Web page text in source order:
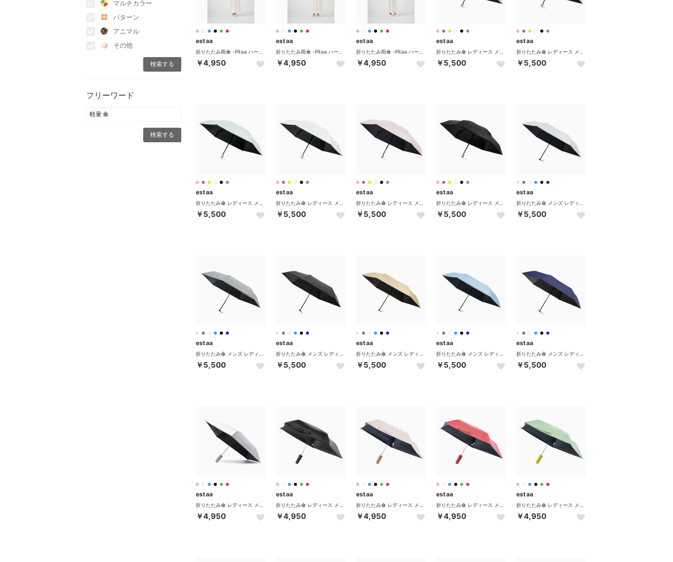
マルチカラー
パターン
アニマル
その他
フリーワード
estaa
￥4,950
estaa
￥4,950
estaa
￥4,950
estaa
￥5,500
estaa
￥5,500
estaa
￥5,500
estaa
￥5,500
estaa
￥5,500
estaa
￥5,500
estaa
￥5,500
estaa
￥5,500
estaa
￥5,500
estaa
￥5,500
estaa
￥5,500
estaa
￥5,500
estaa
￥4,950
estaa
￥4,950
estaa
￥4,950
estaa
￥4,950
estaa
￥4,950